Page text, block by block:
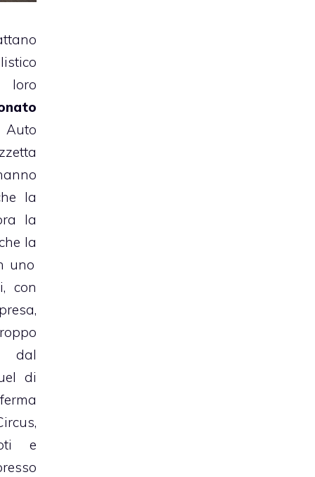
Auto
la
la
la
uno
con
dal
di
e